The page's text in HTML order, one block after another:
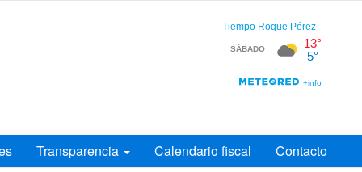
Transparencia Calendario fiscal Contacto